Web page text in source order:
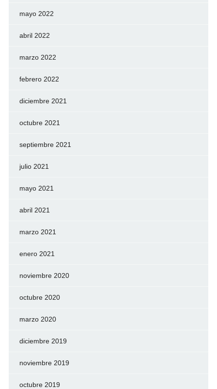
mayo 2022
abril 2022
marzo 2022
febrero 2022
diciembre 2021
octubre 2021
septiembre 2021
julio 2021
mayo 2021
abril 2021
marzo 2021
enero 2021
noviembre 2020
octubre 2020
marzo 2020
diciembre 2019
noviembre 2019
octubre 2019